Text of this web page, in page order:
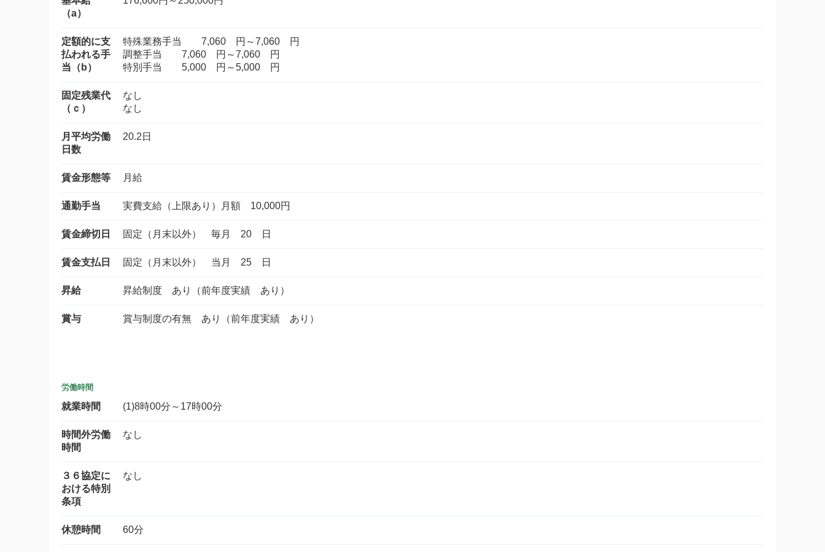
（a）
定額的に支
払われる手
当（b）
特殊業務手当 7,060 円～7,060 円
調整手当 7,060 円～7,060 円
特別手当 5,000 円～5,000 円
固定残業代
（ｃ）
なし
なし
月平均労働
日数
20.2日
賃金形態等 月給
通勤手当 実費支給（上限あり）月額 10,000円
賃金締切日 固定（月末以外） 毎月 20 日
賃金支払日 固定（月末以外） 当月 25 日
昇給 昇給制度 あり（前年度実績 あり）
賞与 賞与制度の有無 あり（前年度実績 あり）
労働時間
就業時間 (1)8時00分～17時00分
時間外労働
時間
なし
３６協定に
おける特別
条項
なし
休憩時間 60分